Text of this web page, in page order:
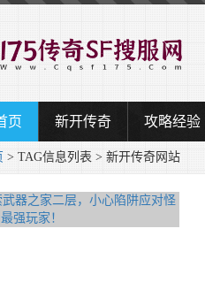
页 新开传奇 攻略经验
> TAG信息列表 > 新开传奇网站